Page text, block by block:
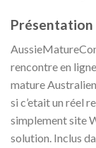
Présentation
rencontre en
mature
si c’etait un réel
simplement site
solution. Inclus